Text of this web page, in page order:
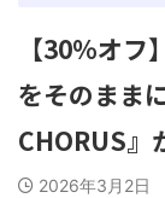
【30%オ
をそのまま
CHORUS』
2026年3月2日